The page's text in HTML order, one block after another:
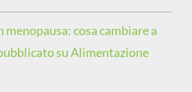
cosa cambiare a
su Alimentazione